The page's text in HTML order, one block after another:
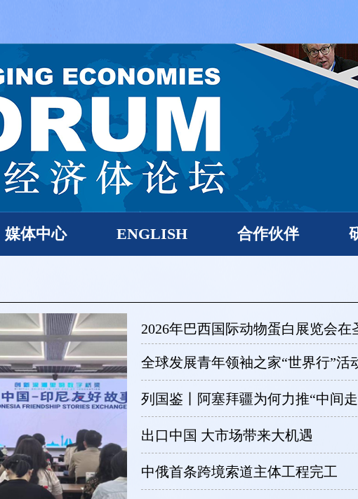
媒体中心 ENGLISH 合作伙伴
2026年巴西国际动物蛋白展览会在
全球发展青年领袖之家“世界行”活
列国鉴丨阿塞拜疆为何力推“中间
出口中国 大市场带来大机遇
中俄首条跨境索道主体工程完工